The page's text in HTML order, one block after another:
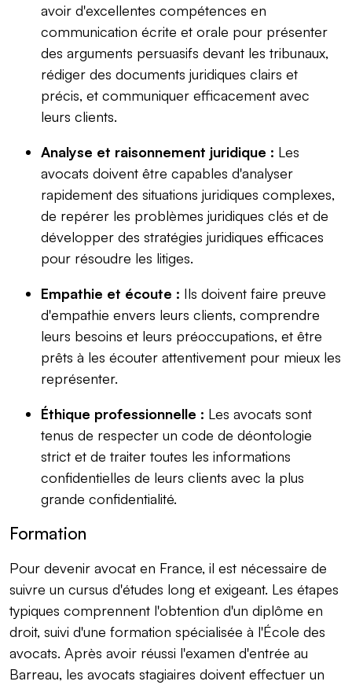
avoir d'excellentes compétences en
communication écrite et orale pour présenter
des arguments persuasifs devant les tribunaux,
rédiger des documents juridiques clairs et
précis, et communiquer efficacement avec
leurs clients.
Analyse et raisonnement juridique : Les
avocats doivent être capables d'analyser
rapidement des situations juridiques complexes,
de repérer les problèmes juridiques clés et de
développer des stratégies juridiques efficaces
pour résoudre les litiges.
Empathie et écoute : Ils doivent faire preuve
d'empathie envers leurs clients, comprendre
leurs besoins et leurs préoccupations, et être
prêts à les écouter attentivement pour mieux les
représenter.
Éthique professionnelle : Les avocats sont
tenus de respecter un code de déontologie
strict et de traiter toutes les informations
confidentielles de leurs clients avec la plus
grande confidentialité.
Formation
Pour devenir avocat en France, il est nécessaire de
suivre un cursus d'études long et exigeant. Les étapes
typiques comprennent l'obtention d'un diplôme en
droit, suivi d'une formation spécialisée à l'École des
avocats. Après avoir réussi l'examen d'entrée au
Barreau, les avocats stagiaires doivent effectuer un